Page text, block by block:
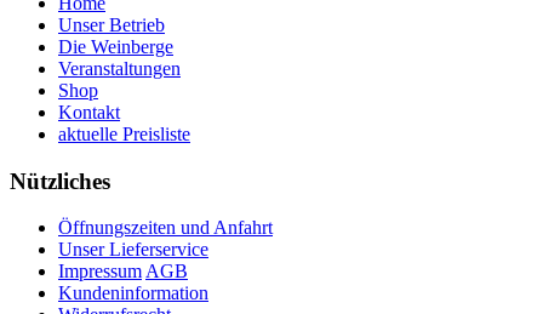
Unser Betrieb
Die Weinberge
Veranstaltungen
Shop
Kontakt
aktuelle Preisliste
Nützliches
Öffnungszeiten und Anfahrt
Unser Lieferservice
Impressum AGB
Kundeninformation